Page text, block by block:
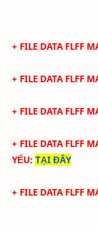
+ FILE DATAFLFF
+ FILE DATAFLFF
+ FILE DATAFLFF
+ FILE DATAFLFF
YẾU: TẠI ĐÂY
+ FILE DATAFLFF